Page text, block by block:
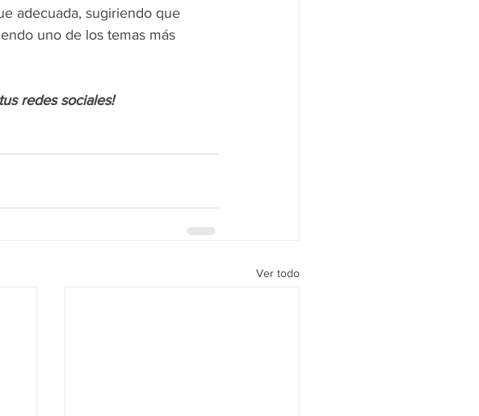
adecuada, sugiriendo que
uno de los temas más
redes sociales!
Ver todo